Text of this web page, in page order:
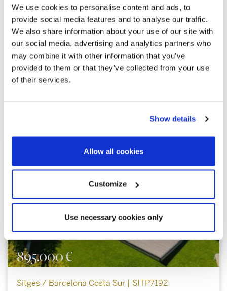
We use cookies to personalise content and ads, to
provide social media features and to analyse our traffic.
We also share information about your use of our site with
our social media, advertising and analytics partners who
may combine it with other information that you’ve
provided to them or that they’ve collected from your use
of their services.
Show details
Allow all cookies
Customize
Use necessary cookies only
895.000 €
Sitges / Barcelona Costa Sur | SITP7192